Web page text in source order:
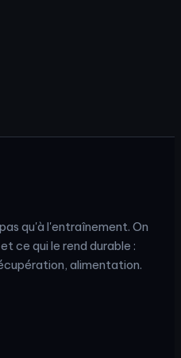
qu'à l'entraînement. On
ce qui le rend durable :
alimentation.